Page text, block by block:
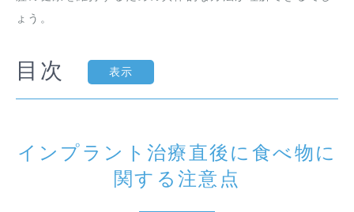
ょう。
目次 表示
インプラント治療直後に食べ物に
関する注意点